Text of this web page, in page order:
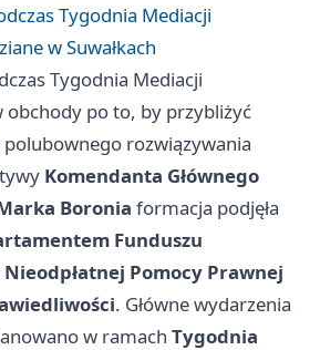
Tygodnia Mediacji
w Suwałkach
Tygodnia Mediacji
obchody po to, by przybliżyć
rozwiązywania
Komendanta Głównego
Boronia formacja podjęła
Funduszu
Pomocy Prawnej
. Główne wydarzenia
w ramach Tygodnia